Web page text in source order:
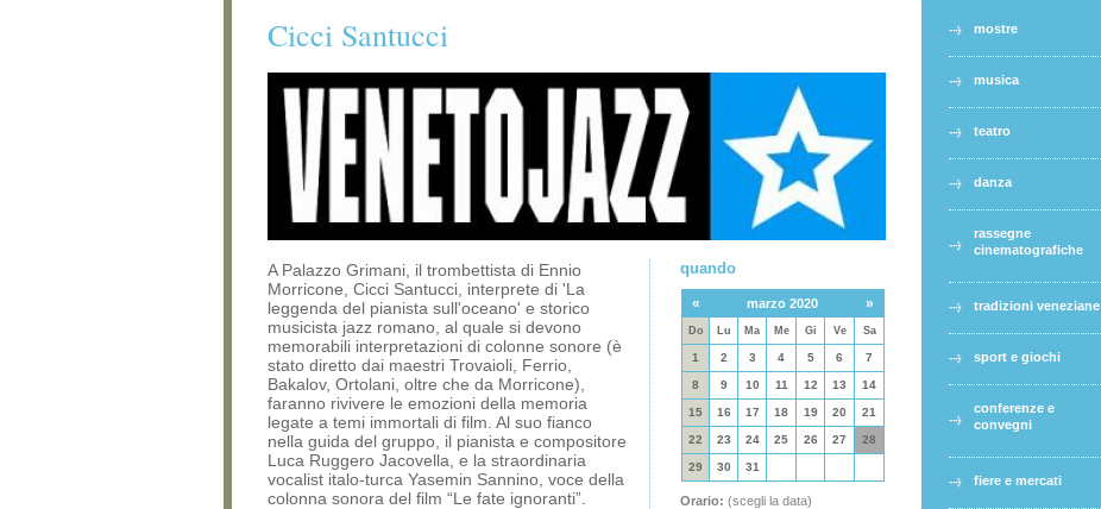
Cicci Santucci
A Palazzo Grimani, il trombettista di Ennio
Morricone, Cicci Santucci, interprete di 'La
leggenda del pianista sull'oceano' e storico
musicista jazz romano, al quale si devono
memorabili interpretazioni di colonne sonore (è
stato diretto dai maestri Trovaioli, Ferrio,
Bakalov, Ortolani, oltre che da Morricone),
faranno rivivere le emozioni della memoria
legate a temi immortali di film. Al suo fianco
nella guida del gruppo, il pianista e compositore
Luca Ruggero Jacovella, e la straordinaria
vocalist italo-turca Yasemin Sannino, voce della
colonna sonora del film “Le fate ignoranti”.
quando
« marzo 2020 »
Do Lu Ma Me Gi Ve Sa
1 2 3 4 5 6 7
8 9 10 11 12 13 14
15 16 17 18 19 20 21
22 23 24 25 26 27 28
29 30 31
Orario: (scegli la data)
mostre
musica
teatro
danza
rassegne
cinematografiche
tradizioni veneziane
sport e giochi
conferenze e
convegni
fiere e mercati